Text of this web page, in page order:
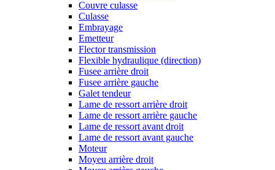
Couvre culasse
Culasse
Embrayage
Emetteur
Flector transmission
Flexible hydraulique (direction)
Fusee arrière droit
Fusee arrière gauche
Galet tendeur
Lame de ressort arrière droit
Lame de ressort arrière gauche
Lame de ressort avant droit
Lame de ressort avant gauche
Moteur
Moyeu arrière droit